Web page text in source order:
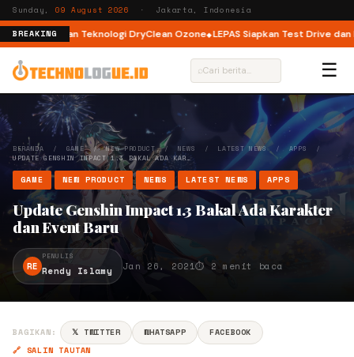
Sunday, 09 August 2026 · Jakarta, Indonesia
BREAKING
dengan Teknologi DryClean Ozone LEPAS Siapkan Test Drive dan
⌕ ☰
BERANDA / GAME/NEW PRODUCT/ NEWS / LATEST NEWS / APPS
/
UPDATE GENSHIN IMPACT 1.3 BAKAL ADA KAR…
GAME NEW PRODUCT NEWS LATEST NEWS APPS
Update Genshin Impact 1.3 Bakal Ada Karakter
dan Event Baru
RE
PENULIS
Rendy Islamy Jan 26, 2021⏱ 2 menit baca
BAGIKAN: 𝕏 TWITTER WHATSAPP
FACEBOOK
🔗 SALIN TAUTAN